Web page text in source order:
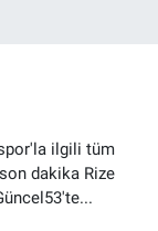
ilgili tüm
dakika Rize